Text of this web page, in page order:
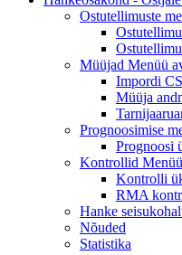
Ostutellimuste
Müüjad Menüü
Impordi
Müüja
Prognoosimise
Prognoosi
Kontrollid
Kontrolli
RMA
Hanke
Nõuded
Statistika